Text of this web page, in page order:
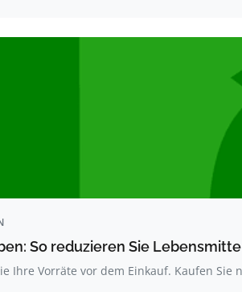
So reduzieren Sie
Ihre Vorräte vor dem Einkauf. Kaufen Sie